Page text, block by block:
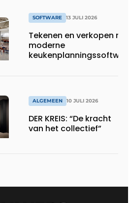
SOFTWARE 13 JULI 2026
Tekenen en verkopen met
moderne
keukenplanningssoftware
ALGEMEEN 10 JULI 2026
DER KREIS: “De kracht
van het collectief”